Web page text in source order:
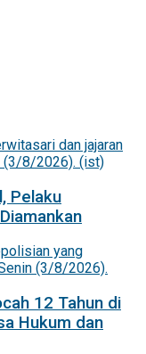
Pelaku
12 Tahun di
Hukum dan